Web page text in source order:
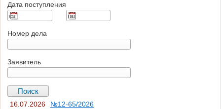
Дата поступления
Номер дела
Заявитель
16.07.2026
№12-65/2026